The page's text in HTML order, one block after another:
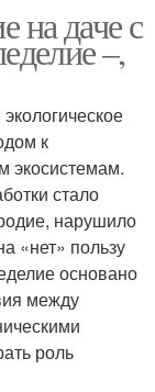
на даче с
–,
к
экосистемам.
стало
нарушило
«нет» пользу
основано
между
роль